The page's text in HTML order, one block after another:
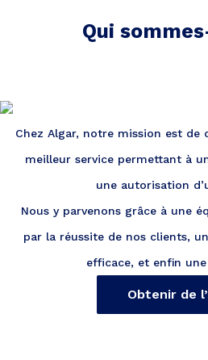
Qui
Chez Algar, notre mission est
meilleur service permettant à
une autorisation
Nous y parvenons grâce à une
par la réussite de nos clients,
efficace, et enfin
Obtenir de